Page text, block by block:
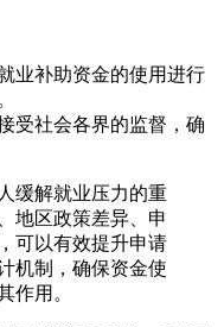
业补助资金的使用进行
受社会各界的监督，确
缓解就业压力的重
地区政策差异、申
可以有效提升申请
机制，确保资金使
作用。